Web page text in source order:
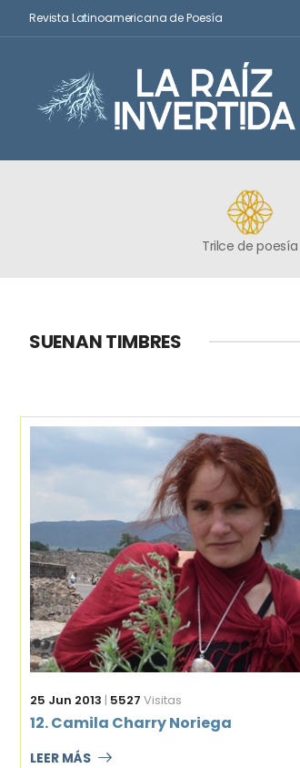
Revista Latinoamericana de Poesía
Trilce de poesía
SUENAN TIMBRES
25 Jun 2013 | 5527 Visitas
12. Camila Charry Noriega
LEER MÁS